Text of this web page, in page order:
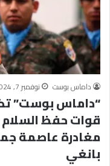
داماس بوست نوفمبر 7, 2024
“داماس بوست”
قوات حفظ السلام
مغادرة عاصمة
بانغي